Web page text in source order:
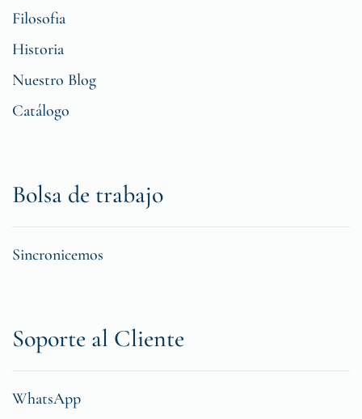
Filosofia
Historia
Nuestro Blog
Catálogo
Bolsa de trabajo
Sincronicemos
Soporte al Cliente
WhatsApp